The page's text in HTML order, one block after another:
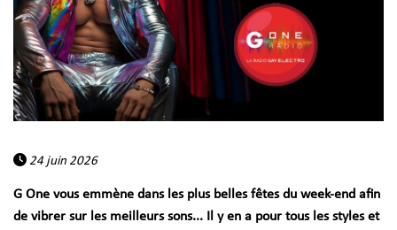
24 juin 2026
G One vous emmène dans les plus belles fêtes du week-end afin
de vibrer sur les meilleurs sons... Il y en a pour tous les styles et